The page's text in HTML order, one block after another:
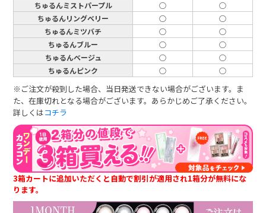
ちゅるんミストパープル
○
○
ちゅるんリングベリー
○
○
ちゅるんミツバチ
○
○
ちゅるんブルー
○
○
ちゅるんベージュ
○
○
ちゅるんピンク
○ ○
※ご注文が殺到した場合、当日発送できない場合がございます。ま
た、在庫切れとなる場合がございます。あらかじめご了承ください。
詳しくはコチラ
3箱カートに追加いただくと自動で割引が適用され1箱分が無料にな
ります。